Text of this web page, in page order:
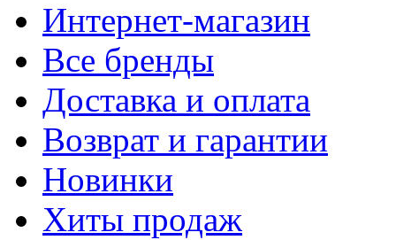
Интернет-магазин
Все бренды
Доставка и оплата
Возврат и гарантии
Новинки
Хиты продаж